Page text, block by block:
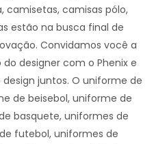
camisetas, camisas pólo,
estão na busca final de
Convidamos você a
designer com o Phenix e
juntos. O uniforme de
de beisebol, uniforme de
basquete, uniformes de
futebol, uniformes de